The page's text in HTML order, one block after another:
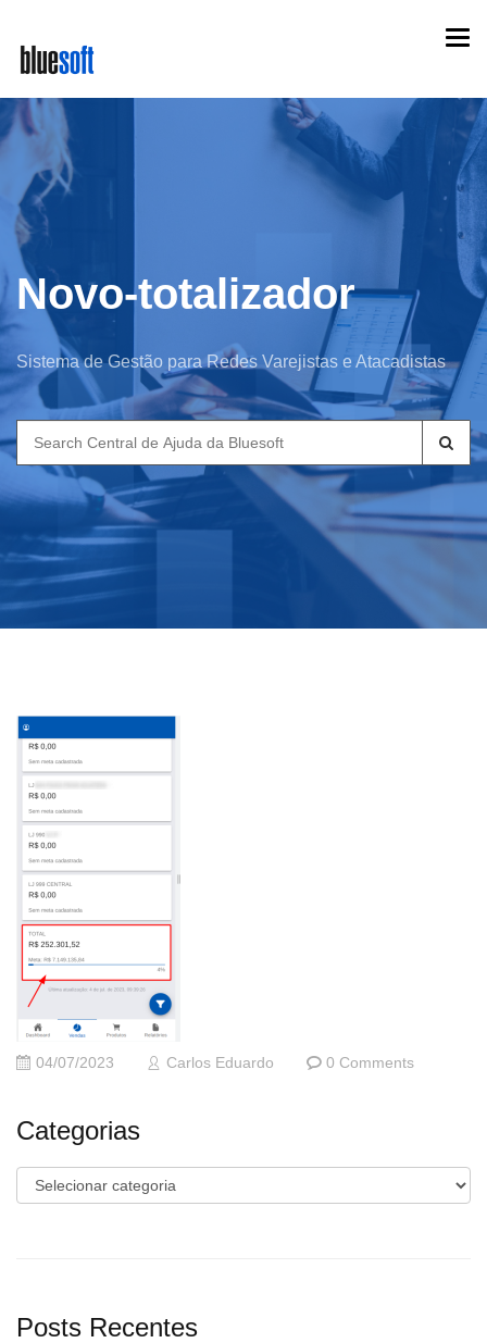
main
content
Novo-totalizador
Sistema de Gestão para Redes Varejistas e Atacadistas
Search
for:
04/07/2023 Carlos Eduardo 0 Comments
Categorias
Categorias
Posts Recentes